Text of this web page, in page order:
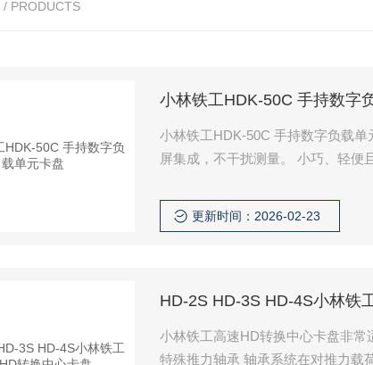
/ PRODUCTS
小林铁工HDK-50C 手持数字
小林铁工HDK-50C 手持数字负载
屏集成，不干扰测量。 小巧、轻便
夹紧力。
更新时间：2026-02-23
HD-2S HD-3S HD-4S小林铁
小林铁工高速HD转换中心卡盘非
特殊推力轴承 轴承系统在对推力载